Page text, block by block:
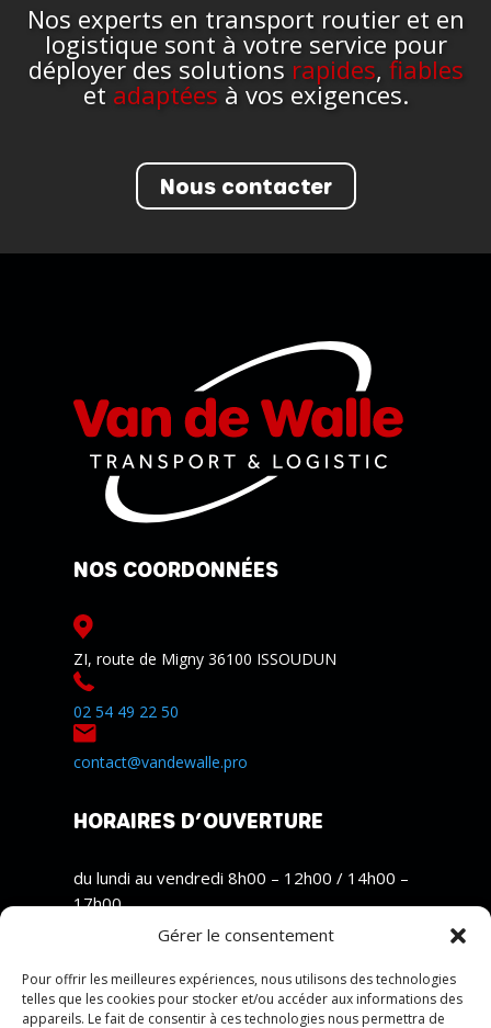
Gérer le consentement
Pour offrir les meilleures expériences, nous utilisons des technologies
telles que les cookies pour stocker et/ou accéder aux informations des
appareils. Le fait de consentir à ces technologies nous permettra de
Nos experts en transport routier et en
logistique sont à votre service pour
déployer des solutions rapides, fiables
et adaptées à vos exigences.
Nous contacter
NOS COORDONNÉES
ZI, route de Migny 36100 ISSOUDUN
02 54 49 22 50
contact@vandewalle.pro
HORAIRES D’OUVERTURE
du lundi au vendredi 8h00 – 12h00 / 14h00 –
17h00